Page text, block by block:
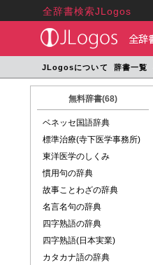
全辞書検索JLogos
JLogosについて 辞書一覧
無料辞書(68)
ベネッセ国語辞典
標準治療(寺下医学事務所)
東洋医学のしくみ
慣用句の辞典
故事ことわざの辞典
名言名句の辞典
四字熟語の辞典
四字熟語(日本実業)
カタカナ語の辞典